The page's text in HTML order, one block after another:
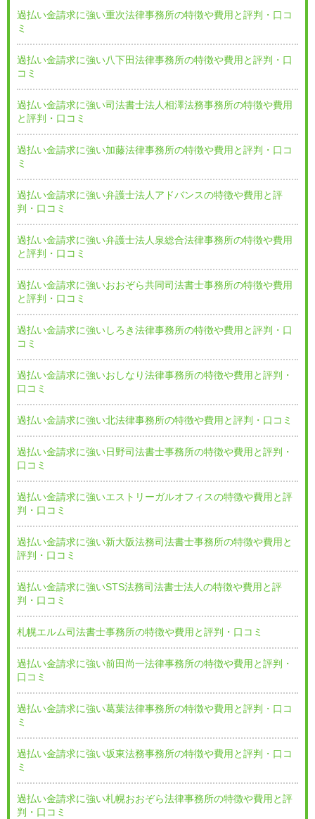
過払い金請求に強い重次法律事務所の特徴や費用と評判・口コ
ミ
過払い金請求に強い八下田法律事務所の特徴や費用と評判・口
コミ
過払い金請求に強い司法書士法人相澤法務事務所の特徴や費用
と評判・口コミ
過払い金請求に強い加藤法律事務所の特徴や費用と評判・口コ
ミ
過払い金請求に強い弁護士法人アドバンスの特徴や費用と評
判・口コミ
過払い金請求に強い弁護士法人泉総合法律事務所の特徴や費用
と評判・口コミ
過払い金請求に強いおおぞら共同司法書士事務所の特徴や費用
と評判・口コミ
過払い金請求に強いしろき法律事務所の特徴や費用と評判・口
コミ
過払い金請求に強いおしなり法律事務所の特徴や費用と評判・
口コミ
過払い金請求に強い北法律事務所の特徴や費用と評判・口コミ
過払い金請求に強い日野司法書士事務所の特徴や費用と評判・
口コミ
過払い金請求に強いエストリーガルオフィスの特徴や費用と評
判・口コミ
過払い金請求に強い新大阪法務司法書士事務所の特徴や費用と
評判・口コミ
過払い金請求に強いSTS法務司法書士法人の特徴や費用と評
判・口コミ
札幌エルム司法書士事務所の特徴や費用と評判・口コミ
過払い金請求に強い前田尚一法律事務所の特徴や費用と評判・
口コミ
過払い金請求に強い葛葉法律事務所の特徴や費用と評判・口コ
ミ
過払い金請求に強い坂東法務事務所の特徴や費用と評判・口コ
ミ
過払い金請求に強い札幌おおぞら法律事務所の特徴や費用と評
判・口コミ